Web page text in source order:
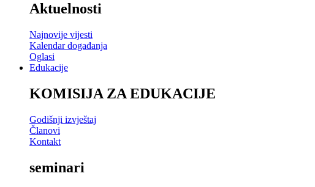
Aktuelnosti
Najnovije vijesti
Kalendar događanja
Oglasi
Edukacije
KOMISIJA ZA EDUKACIJE
Godišnji izvještaj
Članovi
Kontakt
seminari